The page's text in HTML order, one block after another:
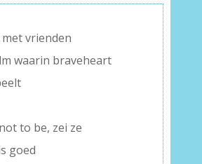
vrienden
waarin braveheart
to be, zei ze
goed